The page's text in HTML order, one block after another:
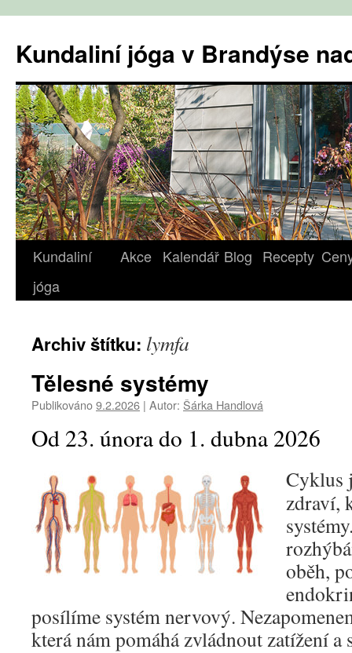
obsahu
webu
Kundaliní jóga v Brandýse
Kundaliní
jóga
Akce Kalendář Blog Recepty
Archiv štítku: lymfa
Tělesné systémy
Publikováno9.2.2026 | Autor: Šárka Handlová
Od 23. února do 1. dubna 2026
Cyklus
zdraví,
oběh,
posílíme systém nervový.
která nám pomáhá zvládnout zatížení a